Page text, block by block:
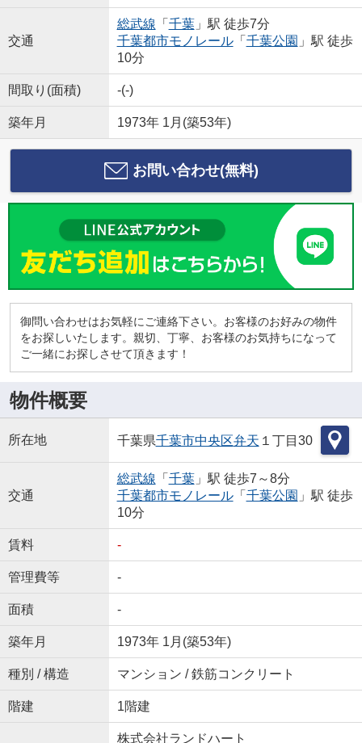
交通
総武線 「 千葉」駅 徒歩7分
千葉都市モノレール「 千葉公園 」駅 徒歩
10分
間取り(面積) -(-)
築年月 1973年 1月(築53年)
お問い合わせ(無料)
御問い合わせはお気軽にご連絡下さい。お客様のお好みの物件
をお探しいたします。親切、丁寧、お客様のお気持ちになって
ご一緒にお探しさせて頂きます！
物件概要
所在地 千葉県千葉市中央区弁天 １丁目30
交通
総武線 「 千葉」駅 徒歩7～8分
千葉都市モノレール「 千葉公園 」駅 徒歩
10分
賃料 -
管理費等 -
面積 -
築年月 1973年 1月(築53年)
種別 / 構造 マンション / 鉄筋コンクリート
階建 1階建
株式会社ランドハート